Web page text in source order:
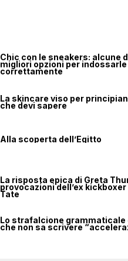
Chic con le sneakers: alcune
migliori opzioni per indossarle
correttamente
La skincare viso per
che devi sapere
Alla scoperta dell’Egitto
La risposta epica di Greta
provocazioni dell’ex
Tate
Lo strafalcione grammaticale
che non sa scrivere